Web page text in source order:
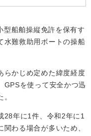
型船舶操縦免許を保有す
水難救助用ボートの操船
らかじめ定めた緯度経度
GPSを使って安全かつ迅
28年に1件、令和2年に1
わる場合が多いため、